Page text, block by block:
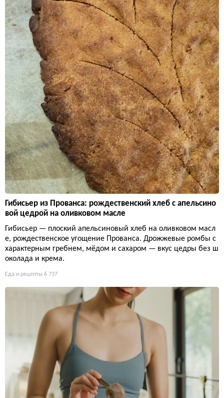
Гибисьер из Прованса: рождественский хлеб с апельсино
вой цедрой на оливковом масле
Гибисьер — плоский апельсиновый хлеб на оливковом масл
е, рождественское угощение Прованса. Дрожжевые ромбы с
характерным гребнем, мёдом и сахаром — вкус цедры без ш
околада и крема.
Еда и рецепты 6 737